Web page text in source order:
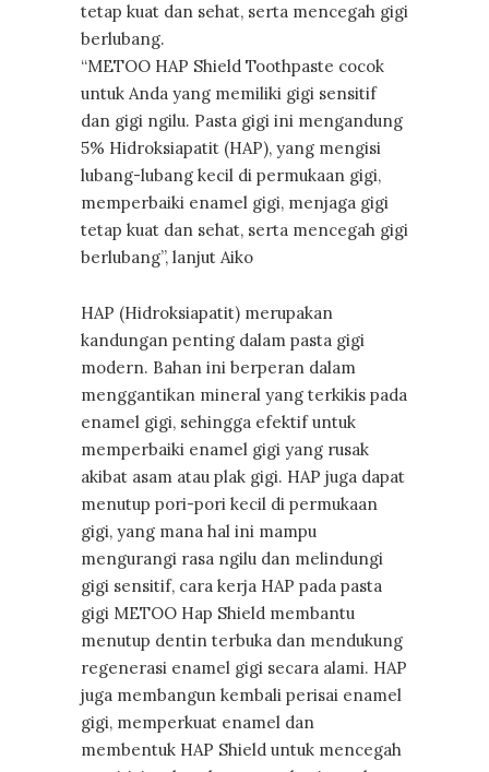
tetap kuat dan sehat, serta mencegah gigi
berlubang.
“METOO HAP Shield Toothpaste cocok
untuk Anda yang memiliki gigi sensitif
dan gigi ngilu. Pasta gigi ini mengandung
5% Hidroksiapatit (HAP), yang mengisi
lubang-lubang kecil di permukaan gigi,
memperbaiki enamel gigi, menjaga gigi
tetap kuat dan sehat, serta mencegah gigi
berlubang”, lanjut Aiko
HAP (Hidroksiapatit) merupakan
kandungan penting dalam pasta gigi
modern. Bahan ini berperan dalam
menggantikan mineral yang terkikis pada
enamel gigi, sehingga efektif untuk
memperbaiki enamel gigi yang rusak
akibat asam atau plak gigi. HAP juga dapat
menutup pori-pori kecil di permukaan
gigi, yang mana hal ini mampu
mengurangi rasa ngilu dan melindungi
gigi sensitif, cara kerja HAP pada pasta
gigi METOO Hap Shield membantu
menutup dentin terbuka dan mendukung
regenerasi enamel gigi secara alami. HAP
juga membangun kembali perisai enamel
gigi, memperkuat enamel dan
membentuk HAP Shield untuk mencegah